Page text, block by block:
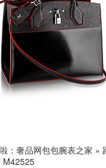
： 奢品网包包腕表之家 »
M42525